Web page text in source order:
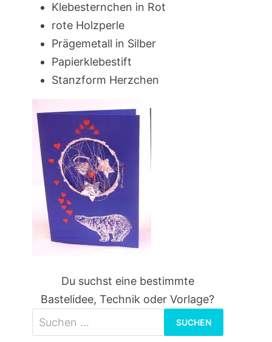
Klebesternchen in Rot
rote Holzperle
Prägemetall in Silber
Papierklebestift
Stanzform Herzchen
Du suchst eine bestimmte
Bastelidee, Technik oder Vorlage?
nach: